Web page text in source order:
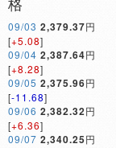
09/03 2,379.37円
[+5.08]
09/04 2,387.64円
[+8.28]
09/05 2,375.96円
[-11.68]
09/06 2,382.32円
[+6.36]
09/07 2,340.25円